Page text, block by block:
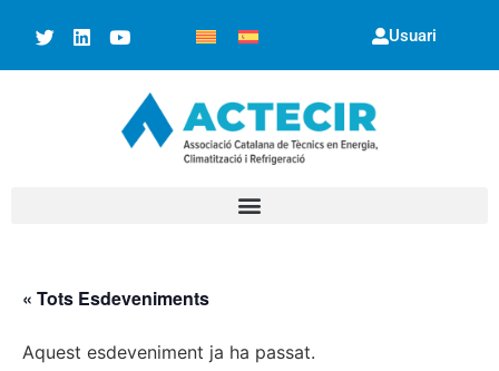
Usuari
« Tots Esdeveniments
Aquest esdeveniment ja ha passat.